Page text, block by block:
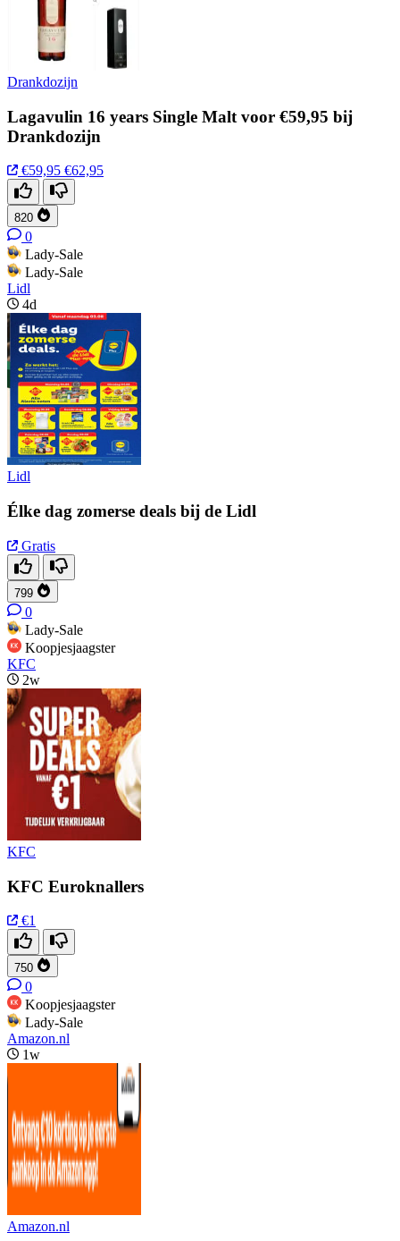
Drankdozijn
Lagavulin 16 years Single Malt voor €59,95 bij
Drankdozijn
€59,95 €62,95
820
0
Lady-Sale
Lady-Sale
Lidl
4d
Lidl
Élke dag zomerse deals bij de Lidl
Gratis
799
0
Lady-Sale
Koopjesjaagster
KFC
2w
KFC
KFC Euroknallers
€1
750
0
Koopjesjaagster
Lady-Sale
Amazon.nl
1w
Amazon.nl